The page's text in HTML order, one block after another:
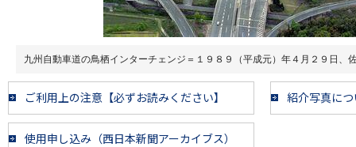
九州自動車道の鳥栖インターチェンジ＝１９８９（平成元）年４月２９日、
ご利用上の注意【必ずお読みください】 紹介写真に
使用申し込み（西日本新聞アーカイブス）